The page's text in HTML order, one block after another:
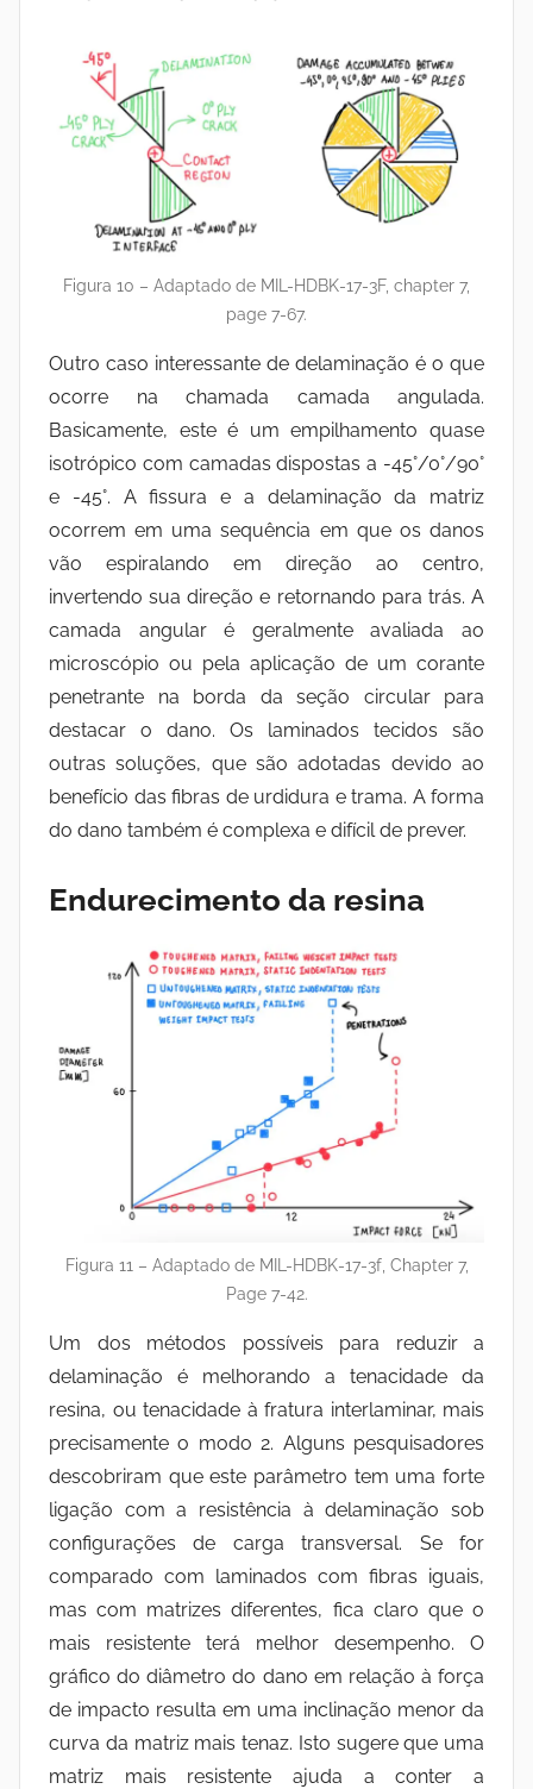
Figura 10 – Adaptado de MIL-HDBK-17-3F, chapter 7,
page 7-67.
Outro caso interessante de delaminação é o que
ocorre na chamada camada angulada.
Basicamente, este é um empilhamento quase
isotrópico com camadas dispostas a -45°/0°/90°
e -45°. A fissura e a delaminação da matriz
ocorrem em uma sequência em que os danos
vão espiralando em direção ao centro,
invertendo sua direção e retornando para trás. A
camada angular é geralmente avaliada ao
microscópio ou pela aplicação de um corante
penetrante na borda da seção circular para
destacar o dano. Os laminados tecidos são
outras soluções, que são adotadas devido ao
benefício das fibras de urdidura e trama. A forma
do dano também é complexa e difícil de prever.
Endurecimento da resina
Figura 11 – Adaptado de MIL-HDBK-17-3f, Chapter 7,
Page 7-42.
Um dos métodos possíveis para reduzir a
delaminação é melhorando a tenacidade da
resina, ou tenacidade à fratura interlaminar, mais
precisamente o modo 2. Alguns pesquisadores
descobriram que este parâmetro tem uma forte
ligação com a resistência à delaminação sob
configurações de carga transversal. Se for
comparado com laminados com fibras iguais,
mas com matrizes diferentes, fica claro que o
mais resistente terá melhor desempenho. O
gráfico do diâmetro do dano em relação à força
de impacto resulta em uma inclinação menor da
curva da matriz mais tenaz. Isto sugere que uma
matriz mais resistente ajuda a conter a